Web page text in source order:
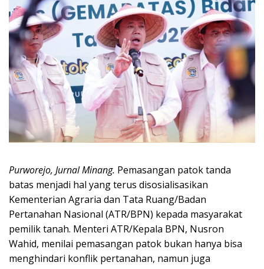
Purworejo, Jurnal Minang. Pemasangan patok tanda
batas menjadi hal yang terus disosialisasikan
Kementerian Agraria dan Tata Ruang/Badan
Pertanahan Nasional (ATR/BPN) kepada masyarakat
pemilik tanah. Menteri ATR/Kepala BPN, Nusron
Wahid, menilai pemasangan patok bukan hanya bisa
menghindari konflik pertanahan, namun juga